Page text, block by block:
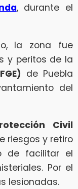
, durante el
la zona fue
y peritos de la
de Puebla
del
Civil
riesgos y retiro
de facilitar el
Por el
lesionadas.